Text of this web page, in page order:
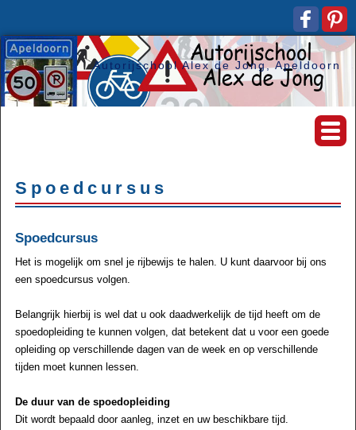
Autorijschool Alex de Jong, Apeldoorn
Spoedcursus
Spoedcursus
Het is mogelijk om snel je rijbewijs te halen. U kunt daarvoor bij ons
een spoedcursus volgen.
Belangrijk hierbij is wel dat u ook daadwerkelijk de tijd heeft om de
spoedopleiding te kunnen volgen, dat betekent dat u voor een goede
opleiding op verschillende dagen van de week en op verschillende
tijden moet kunnen lessen.
De duur van de spoedopleiding
Dit wordt bepaald door aanleg, inzet en uw beschikbare tijd.